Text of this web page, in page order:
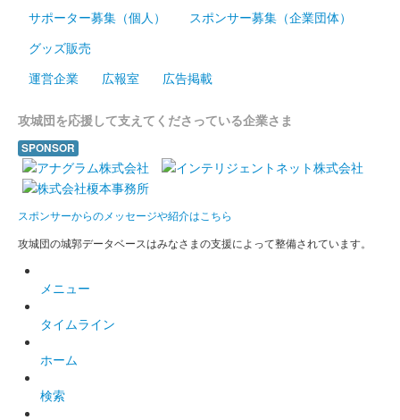
サポーター募集（個人）
スポンサー募集（企業団体）
グッズ販売
運営企業
広報室 広告掲載
攻城団を応援して支えてくださっている企業さま
SPONSOR
スポンサーからのメッセージや紹介はこちら
攻城団の城郭データベースはみなさまの支援によって整備されています。
メニュー
タイムライン
ホーム
検索